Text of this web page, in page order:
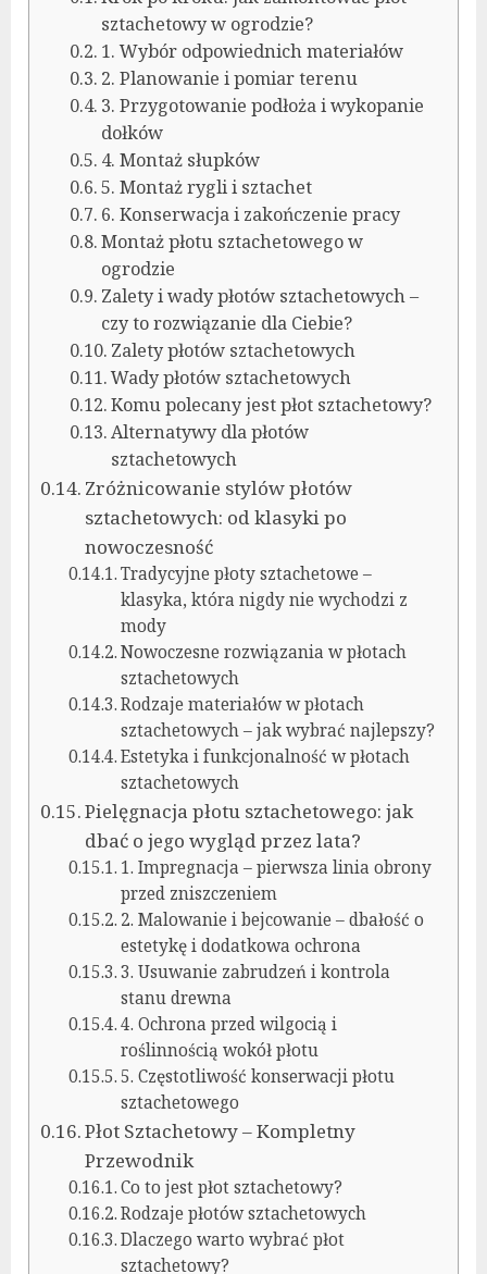
sztachetowy w ogrodzie?
1. Wybór odpowiednich materiałów
2. Planowanie i pomiar terenu
3. Przygotowanie podłoża i wykopanie
dołków
4. Montaż słupków
5. Montaż rygli i sztachet
6. Konserwacja i zakończenie pracy
Montaż płotu sztachetowego w
ogrodzie
Zalety i wady płotów sztachetowych –
czy to rozwiązanie dla Ciebie?
Zalety płotów sztachetowych
Wady płotów sztachetowych
Komu polecany jest płot sztachetowy?
Alternatywy dla płotów
sztachetowych
Zróżnicowanie stylów płotów
sztachetowych: od klasyki po
nowoczesność
Tradycyjne płoty sztachetowe –
klasyka, która nigdy nie wychodzi z
mody
Nowoczesne rozwiązania w płotach
sztachetowych
Rodzaje materiałów w płotach
sztachetowych – jak wybrać najlepszy?
Estetyka i funkcjonalność w płotach
sztachetowych
Pielęgnacja płotu sztachetowego: jak
dbać o jego wygląd przez lata?
1. Impregnacja – pierwsza linia obrony
przed zniszczeniem
2. Malowanie i bejcowanie – dbałość o
estetykę i dodatkowa ochrona
3. Usuwanie zabrudzeń i kontrola
stanu drewna
4. Ochrona przed wilgocią i
roślinnością wokół płotu
5. Częstotliwość konserwacji płotu
sztachetowego
Płot Sztachetowy – Kompletny
Przewodnik
Co to jest płot sztachetowy?
Rodzaje płotów sztachetowych
Dlaczego warto wybrać płot
sztachetowy?